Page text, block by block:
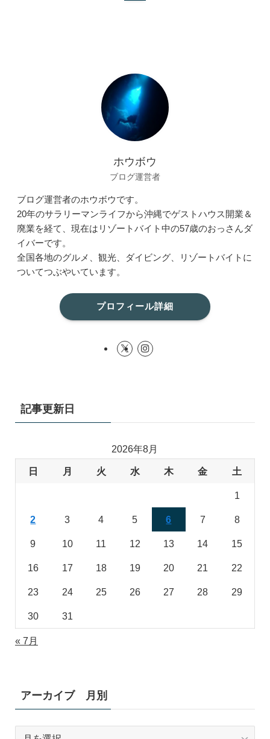
ホウボウ
ブログ運営者
ブログ運営者のホウボウです。
20年のサラリーマンライフから沖縄でゲストハウス開業＆
廃業を経て、現在はリゾートバイト中の57歳のおっさんダ
イバーです。
全国各地のグルメ、観光、ダイビング、リゾートバイトに
ついてつぶやいています。
プロフィール詳細
記事更新日
2026年8月
日 月 火 水 木 金 土
1
2 3 4 5 6 7 8
9 10 11 12 13 14 15
16 17 18 19 20 21 22
23 24 25 26 27 28 29
30 31
« 7月
アーカイブ 月別